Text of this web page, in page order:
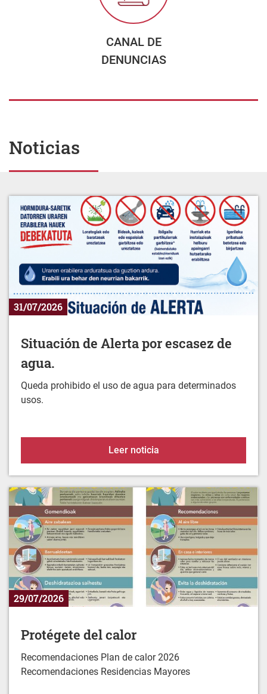
CANAL DE
DENUNCIAS
31/07/2026
Situación de Alerta por escasez de
Queda prohibido el uso de agua para determinados
usos.
29/07/2026
Protégete del calor
Recomendaciones Residencias Mayores